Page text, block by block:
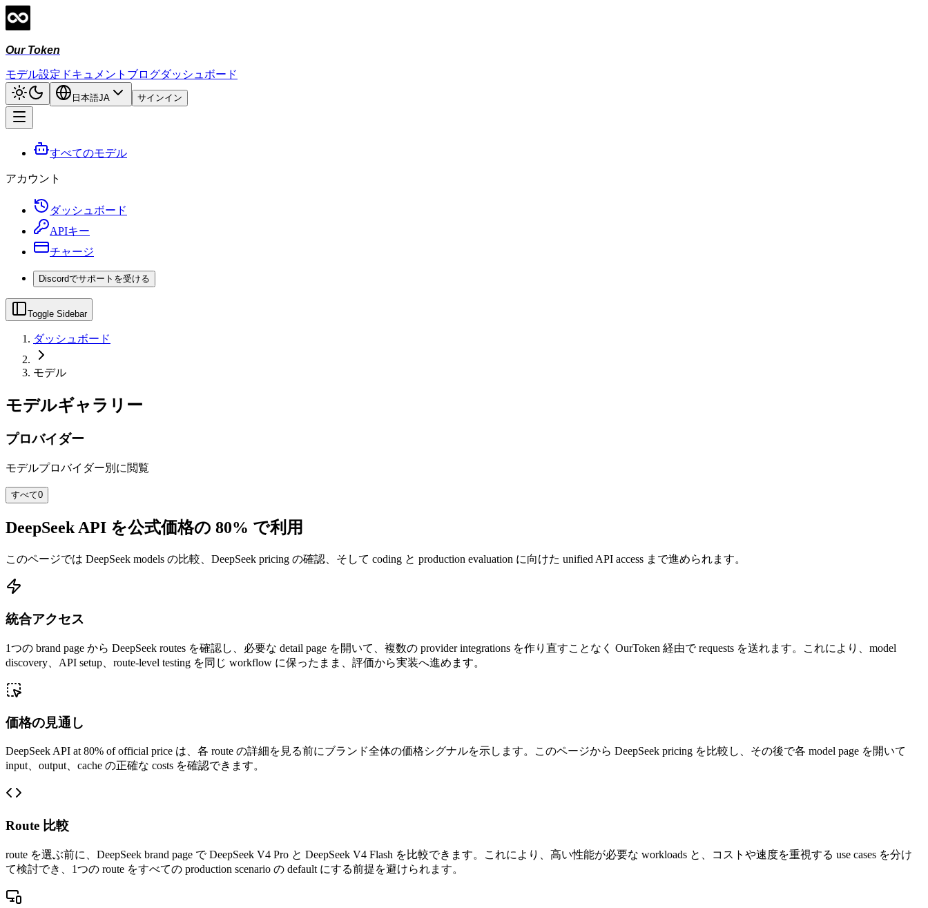
Our Token
モデル設定ドキュメント ブログダッシュボード
日本語JA サインイン
すべてのモデル
アカウント
ダッシュボード
APIキー
チャージ
Discordでサポートを受ける
Toggle Sidebar
ダッシュボード
モデル
モデルギャラリー
プロバイダー
モデルプロバイダー別に閲覧
すべて0
DeepSeek API を公式価格の 80% で利用
このページでは DeepSeek models の比較、DeepSeek pricing の確認、そして coding と production evaluation に向けた unified API access まで進められます。
統合アクセス
1つの brand page から DeepSeek routes を確認し、必要な detail page を開いて、複数の provider integrations を作り直すことなく OurToken 経由で requests を送れます。これにより、model
discovery、API setup、route-level testing を同じ workflow に保ったまま、評価から実装へ進めます。
価格の見通し
DeepSeek API at 80% of official price は、各 route の詳細を見る前にブランド全体の価格シグナルを示します。このページから DeepSeek pricing を比較し、その後で各 model page を開いて
input、output、cache の正確な costs を確認できます。
Route 比較
route を選ぶ前に、DeepSeek brand page で DeepSeek V4 Pro と DeepSeek V4 Flash を比較できます。これにより、高い性能が必要な workloads と、コストや速度を重視する use cases を分け
て検討でき、1つの route をすべての production scenario の default にする前提を避けられます。